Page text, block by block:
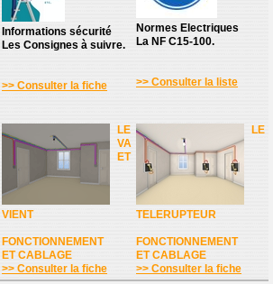
Informations sécurité
Les Consignes à suivre.
>> Consulter la fiche
Normes Electriques
La NF C15-100.
>> Consulter la liste
LE
VA
ET
VIENT
FONCTIONNEMENT
ET CABLAGE
>> Consulter la fiche
LE
TELERUPTEUR
FONCTIONNEMENT
ET CABLAGE
>> Consulter la fiche